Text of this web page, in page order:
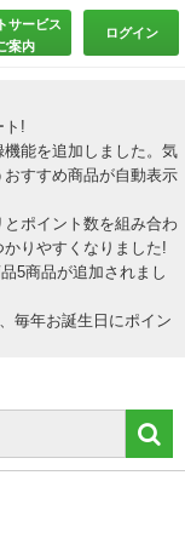
サービス
案内
ログイン
ト!
機能を追加しました。気
すすめ商品が自動表示
ポイント数を組み合わ
りやすくなりました!
5商品が追加されまし
毎年お誕生日にポイン